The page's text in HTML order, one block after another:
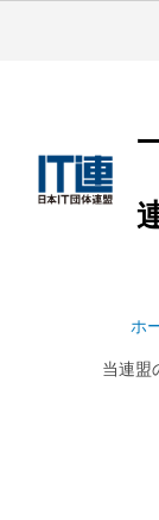
ホ
当連盟